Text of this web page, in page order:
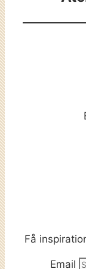
Få
Email